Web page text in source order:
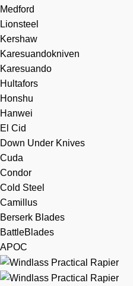
Medford
Lionsteel
Kershaw
Karesuandokniven
Karesuando
Hultafors
Honshu
Hanwei
El Cid
Down Under Knives
Cuda
Condor
Cold Steel
Camillus
Berserk Blades
BattleBlades
APOC